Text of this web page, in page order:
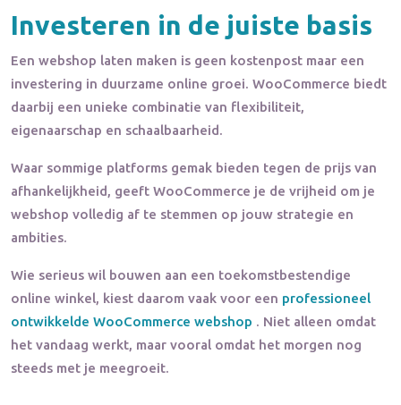
Investeren in de juiste basis
Een webshop laten maken is geen kostenpost maar een
investering in duurzame online groei. WooCommerce biedt
daarbij een unieke combinatie van flexibiliteit,
eigenaarschap en schaalbaarheid.
Waar sommige platforms gemak bieden tegen de prijs van
afhankelijkheid, geeft WooCommerce je de vrijheid om je
webshop volledig af te stemmen op jouw strategie en
ambities.
Wie serieus wil bouwen aan een toekomstbestendige
online winkel, kiest daarom vaak voor een professioneel
ontwikkelde WooCommerce webshop . Niet alleen omdat
het vandaag werkt, maar vooral omdat het morgen nog
steeds met je meegroeit.